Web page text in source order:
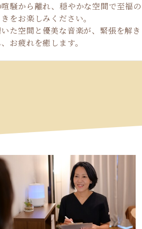
喧騒から離れ、穏やかな空間で至福の
をお楽しみください。
た空間と優美な音楽が、緊張を解き
お疲れを癒します。